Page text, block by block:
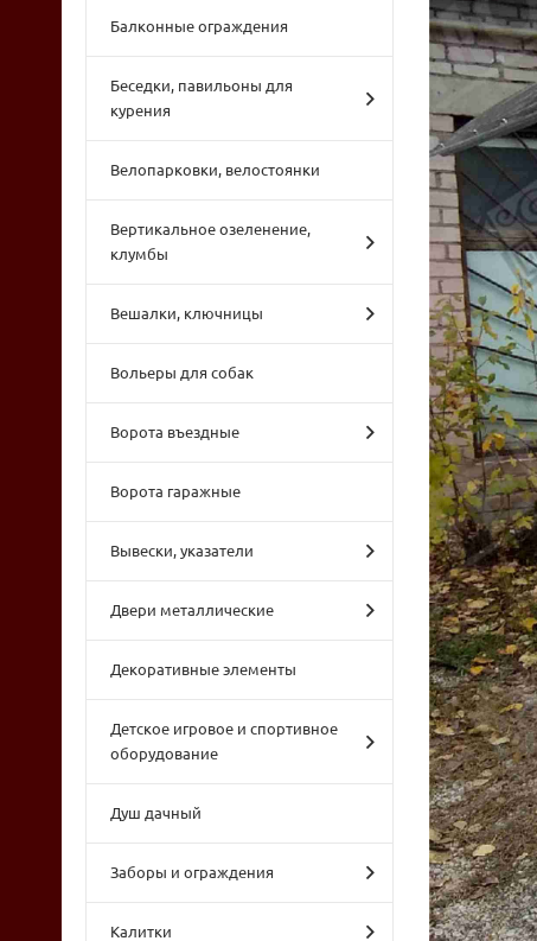
Балконные ограждения
Беседки, павильоны для
курения
Велопарковки, велостоянки
Вертикальное озеленение,
клумбы
Вешалки, ключницы
Вольеры для собак
Ворота въездные
Ворота гаражные
Вывески, указатели
Двери металлические
Декоративные элементы
Детское игровое и спортивное
оборудование
Душ дачный
Заборы и ограждения
Калитки